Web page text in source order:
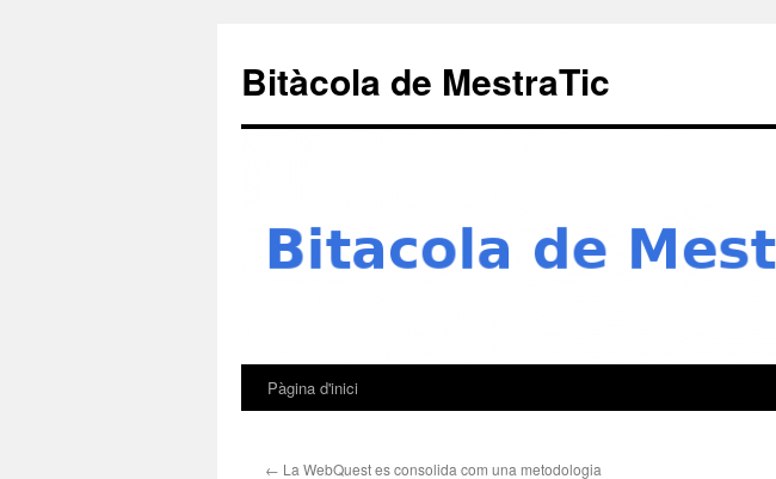
content
Bitàcola de MestraTic
Pàgina d'inici
← La WebQuest es consolida com una metodologia